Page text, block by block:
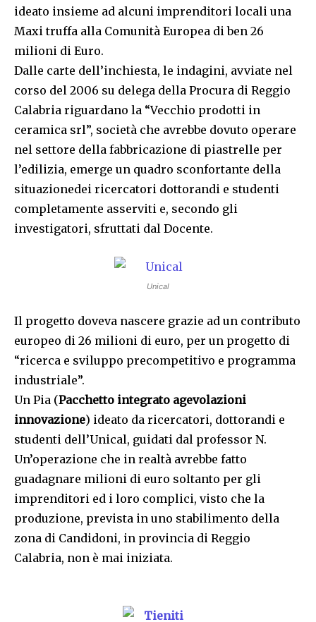
ideato insieme ad alcuni imprenditori locali una
Maxi truffa alla Comunità Europea di ben 26
milioni di Euro.
Dalle carte dell’inchiesta, le indagini, avviate nel
corso del 2006 su delega della Procura di Reggio
Calabria riguardano la “Vecchio prodotti in
ceramica srl”, società che avrebbe dovuto operare
nel settore della fabbricazione di piastrelle per
l’edilizia, emerge un quadro sconfortante della
situazionedei ricercatori dottorandi e studenti
completamente asserviti e, secondo gli
investigatori, sfruttati dal Docente.
Unical
Il progetto doveva nascere grazie ad un contributo
europeo di 26 milioni di euro, per un progetto di
“ricerca e sviluppo precompetitivo e programma
industriale”.
Un Pia (Pacchetto integrato agevolazioni
innovazione) ideato da ricercatori, dottorandi e
studenti dell’Unical, guidati dal professor N.
Un’operazione che in realtà avrebbe fatto
guadagnare milioni di euro soltanto per gli
imprenditori ed i loro complici, visto che la
produzione, prevista in uno stabilimento della
zona di Candidoni, in provincia di Reggio
Calabria, non è mai iniziata.